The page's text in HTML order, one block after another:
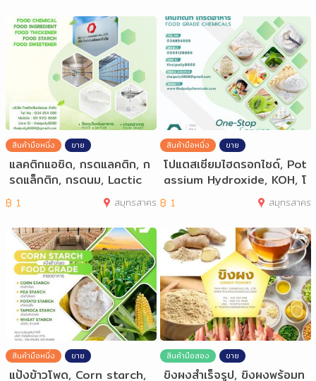
สินค้ามือหนึ่ง ขาย
แลคติกแอซิด, กรดแลคติก, ก
รดแล็กติก, กรดนม, Lactic
Acid, Food
฿ 1 สมุทรสาคร
สินค้ามือหนึ่ง ขาย
โปแตสเซียมไฮดรอกไซด์, Pot
assium Hydroxide, KOH, โ
ทร 03485488
฿ 1 สมุทรสาคร
สินค้ามือหนึ่ง ขาย
แป้งข้าวโพด, Corn starch,
สินค้ามือสอง ขาย
ขิงผงสำเร็จรูป, ขิงผงพร้อมท